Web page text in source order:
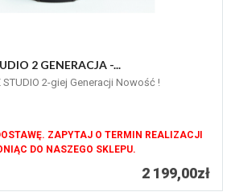
2 GENERACJA -...
STUDIO 2-giej Generacji Nowość !
ZAPYTAJ O TERMIN REALIZACJI
DO NASZEGO SKLEPU.
2 199,00zł